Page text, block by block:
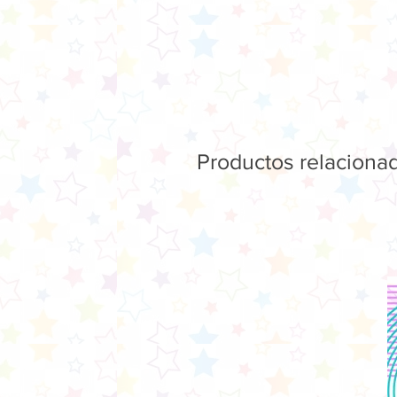
Productos